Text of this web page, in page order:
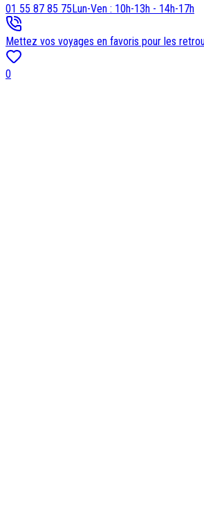
01 55 87 85 75Lun-Ven : 10h-13h - 14h-17h
Mettez vos voyages en favoris pour les
0